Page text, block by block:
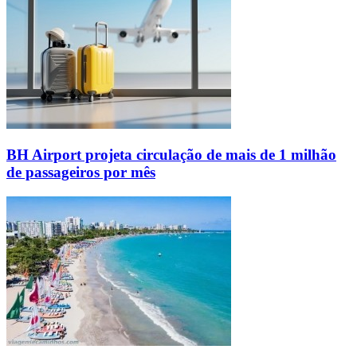
BH Airport projeta circulação de mais de 1 milhão
de passageiros por mês